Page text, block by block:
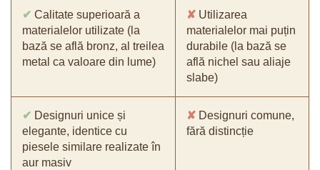
✔ Calitate superioară a
materialelor utilizate (la
bază se află bronz, al treilea
metal ca valoare din lume)
✘ Utilizarea
materialelor mai puțin
durabile (la bază se
află nichel sau aliaje
slabe)
✔ Designuri unice și
elegante, identice cu
piesele similare realizate în
aur masiv
✘ Designuri comune,
fără distincție